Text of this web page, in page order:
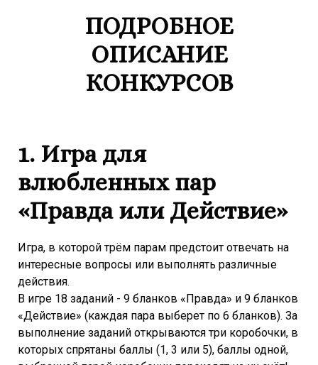
ПОДРОБНОЕ
ОПИСАНИЕ
КОНКУРСОВ
1. Игра для
влюбленных пар
«Правда или Действие»
Игра, в которой трём парам предстоит отвечать на
интересные вопросы или выполнять различные
действия.
В игре 18 заданий - 9 бланков «Правда» и 9 бланков
«Действие» (каждая пара выберет по 6 бланков). За
выполнение заданий открываются три коробочки, в
которых спрятаны баллы (1, 3 или 5), баллы одной,